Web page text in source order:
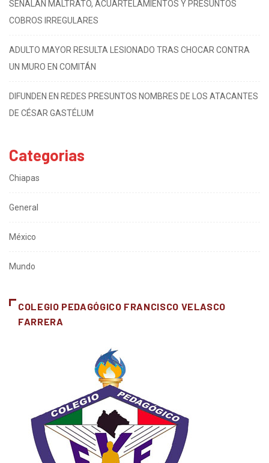
SEÑALAN MALTRATO, ACUARTELAMIENTOS Y PRESUNTOS
COBROS IRREGULARES
ADULTO MAYOR RESULTA LESIONADO TRAS CHOCAR CONTRA
UN MURO EN COMITÁN
DIFUNDEN EN REDES PRESUNTOS NOMBRES DE LOS ATACANTES
DE CÉSAR GASTÉLUM
Categorias
Chiapas
General
México
Mundo
COLEGIO PEDAGÓGICO FRANCISCO VELASCO
FARRERA